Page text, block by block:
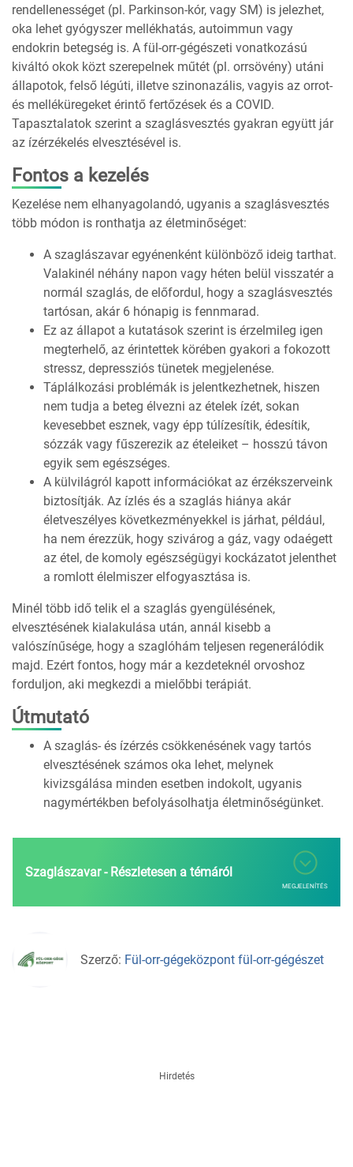
rendellenességet (pl. Parkinson-kór, vagy SM) is jelezhet,
oka lehet gyógyszer mellékhatás, autoimmun vagy
endokrin betegség is. A fül-orr-gégészeti vonatkozású
kiváltó okok közt szerepelnek műtét (pl. orrsövény) utáni
állapotok, felső légúti, illetve szinonazális, vagyis az orrot-
és melléküregeket érintő fertőzések és a COVID.
Tapasztalatok szerint a szaglásvesztés gyakran együtt jár
az ízérzékelés elvesztésével is.
Fontos a kezelés
Kezelése nem elhanyagolandó, ugyanis a szaglásvesztés
több módon is ronthatja az életminőséget:
A szaglászavar egyénenként különböző ideig tarthat.
Valakinél néhány napon vagy héten belül visszatér a
normál szaglás, de előfordul, hogy a szaglásvesztés
tartósan, akár 6 hónapig is fennmarad.
Ez az állapot a kutatások szerint is érzelmileg igen
megterhelő, az érintettek körében gyakori a fokozott
stressz, depressziós tünetek megjelenése.
Táplálkozási problémák is jelentkezhetnek, hiszen
nem tudja a beteg élvezni az ételek ízét, sokan
kevesebbet esznek, vagy épp túlízesítik, édesítik,
sózzák vagy fűszerezik az ételeiket – hosszú távon
egyik sem egészséges.
A külvilágról kapott információkat az érzékszerveink
biztosítják. Az ízlés és a szaglás hiánya akár
életveszélyes következményekkel is járhat, például,
ha nem érezzük, hogy szivárog a gáz, vagy odaégett
az étel, de komoly egészségügyi kockázatot jelenthet
a romlott élelmiszer elfogyasztása is.
Minél több idő telik el a szaglás gyengülésének,
elvesztésének kialakulása után, annál kisebb a
valószínűsége, hogy a szaglóhám teljesen regenerálódik
majd. Ezért fontos, hogy már a kezdeteknél orvoshoz
forduljon, aki megkezdi a mielőbbi terápiát.
Útmutató
A szaglás- és ízérzés csökkenésének vagy tartós
elvesztésének számos oka lehet, melynek
kivizsgálása minden esetben indokolt, ugyanis
nagymértékben befolyásolhatja életminőségünket.
Szaglászavar - Részletesen a témáról
MEGJELENÍTÉS
Szerző: Fül-orr-gégeközpont fül-orr-gégészet
Hirdetés